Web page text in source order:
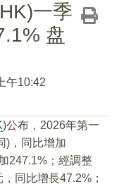
一季
盘
午10:42
)公布，2026年第一
)，同比增加
247.1%；經調整
同比增長47.2%；